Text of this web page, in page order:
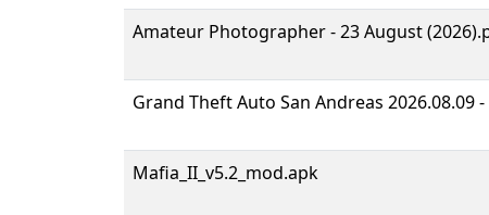
Amateur Photographer - 23 August
Grand Theft Auto San Andreas 2026.08.09
Mafia_II_v5.2_mod.apk